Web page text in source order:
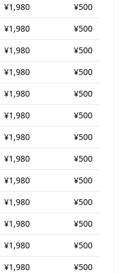
¥1,980
¥500
¥1,980
¥500
¥1,980
¥500
¥1,980
¥500
¥1,980
¥500
¥1,980
¥500
¥1,980
¥500
¥1,980
¥500
¥1,980
¥500
¥1,980
¥500
¥1,980
¥500
¥1,980
¥500
¥1,980
¥500